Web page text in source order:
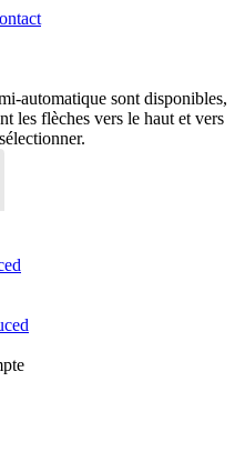
automatique sont disponibles,
les flèches vers le haut et vers